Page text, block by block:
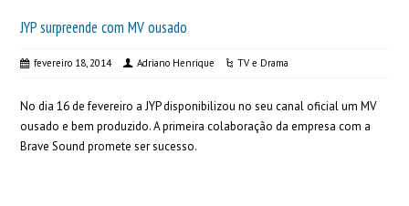
JYP surpreende com MV ousado
fevereiro 18, 2014 Adriano Henrique TV e Drama
No dia 16 de fevereiro a JYP disponibilizou no seu canal oficial um MV
ousado e bem produzido. A primeira colaboração da empresa com a
Brave Sound promete ser sucesso.